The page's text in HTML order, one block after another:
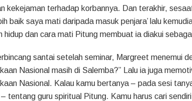
kekejaman terhadap korbannya. Dan terakhir,
baik saya mati daripada masuk penjara’ lalu
hidup dan cara mati Pitung membuat ia diakui
santai setelah seminar, Margreet menemui
Nasional masih di Salemba?” Lalu ia juga
Nasional. Kalau kamu bertanya – pada sesi
tentang guru spiritual Pitung. Kamu harus cari